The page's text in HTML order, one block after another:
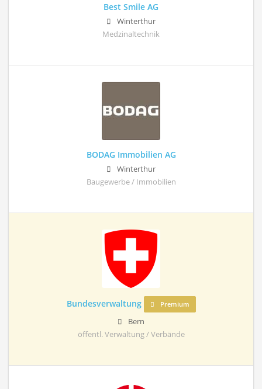
Best Smile AG
Winterthur
Medzinaltechnik
BODAG Immobilien AG
Winterthur
Baugewerbe / Immobilien
Bundesverwaltung Premium
Bern
öffentl. Verwaltung / Verbände